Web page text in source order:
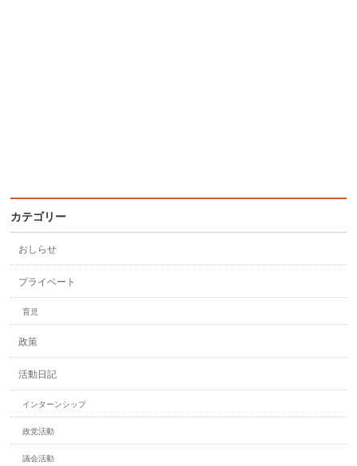
カテゴリー
おしらせ
プライベート
育児
政策
活動日記
インターンシップ
政党活動
議会活動